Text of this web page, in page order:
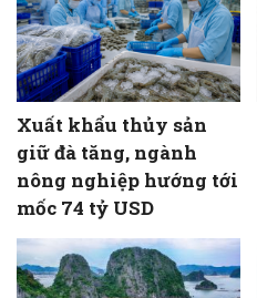
Xuất khẩu thủy sản
giữ đà tăng, ngành
nông nghiệp hướng tới
mốc 74 tỷ USD